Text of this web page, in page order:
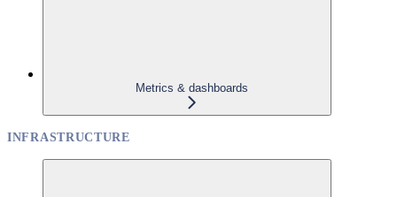
Metrics & dashboards
INFRASTRUCTURE